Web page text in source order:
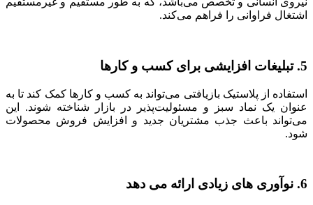
اشتغال فراوانی را فراهم می‌کند.
5. تبلیغات افزایشی برای کسب و کارها
استفاده از پلاستیک بازیافتی می‌تواند به کسب و کارها کمک کند تا به
عنوان یک نماد سبز و مسئولیت‌پذیر در بازار شناخته شوند. این
می‌تواند باعث جذب مشتریان جدید و افزایش فروش محصولات
شود.
6. نوآوری های زیادی ارائه می دهد